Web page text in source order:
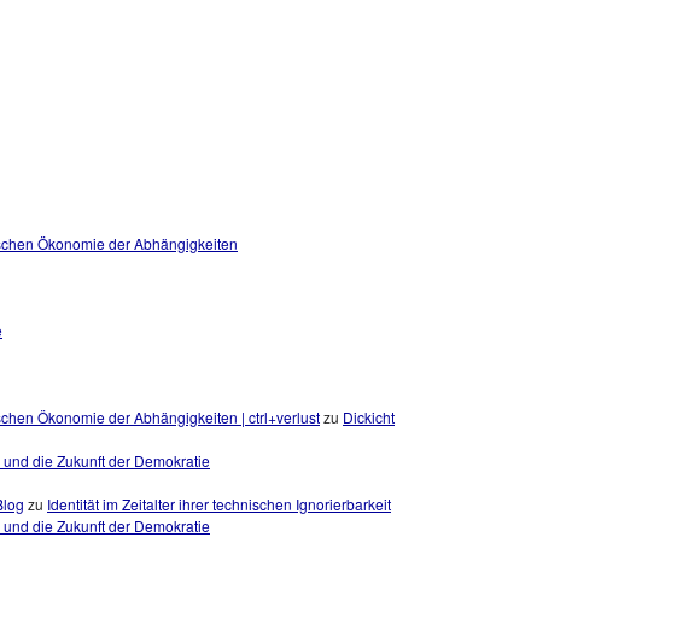
Ökonomie der Abhängigkeiten
Ökonomie der Abhängigkeiten | ctrl+verlustzu Dickicht
die Zukunft der Demokratie
zu Identität im Zeitalter ihrer technischen Ignorierbarkeit
die Zukunft der Demokratie